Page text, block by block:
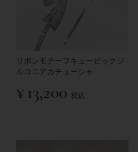
リボンモチーフキュービックジ
ルコニアカチューシャ
¥ 13,200 税込